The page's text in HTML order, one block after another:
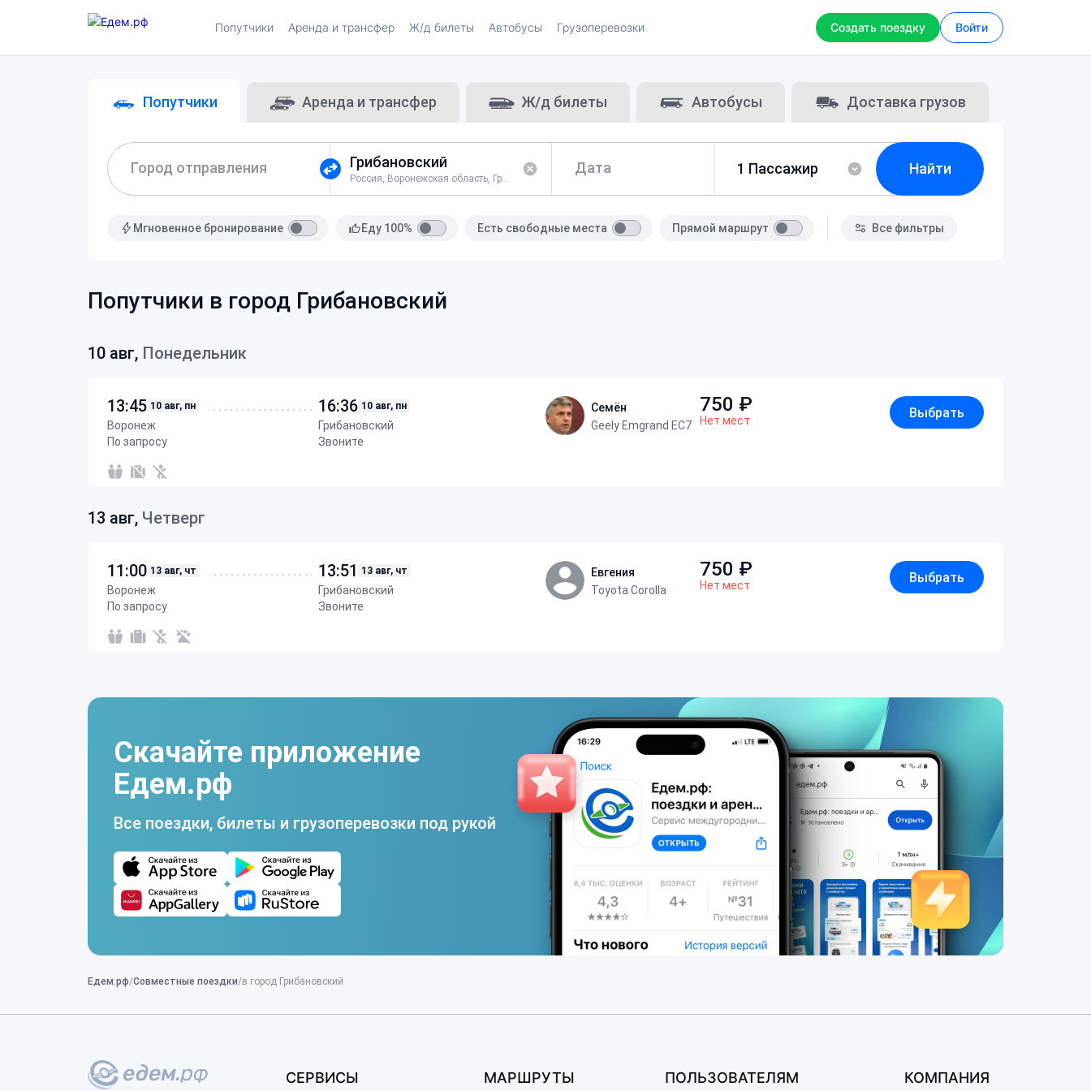
Попутчики Аренда и трансфер Ж/д билеты Автобусы Грузоперевозки Создать поездку Войти
Попутчики Аренда и трансфер Ж/д билеты Автобусы Доставка грузов
Город отправления
Россия, Воронежская область, Грибановский район
Дата Найти
Мгновенное бронирование Еду 100% Есть свободные места Прямой маршрут Все фильтры
Попутчики в город Грибановский
10 авг, Понедельник
13:45 10 авг, пн
Воронеж
По запросу
16:36 10 авг, пн
Грибановский
Звоните
Семён
Geely Emgrand EC7
750 ₽
Нет мест
Выбрать
13 авг, Четверг
11:00 13 авг, чт
Воронеж
По запросу
13:51 13 авг, чт
Грибановский
Звоните
Евгения
Toyota Corolla
750 ₽
Нет мест
Выбрать
Скачайте приложение
Едем.рф
Все поездки, билеты и грузоперевозки под рукой
Едем.рф Совместные поездки в город Грибановский
СЕРВИСЫ МАРШРУТЫ ПОЛЬЗОВАТЕЛЯМ КОМПАНИЯ